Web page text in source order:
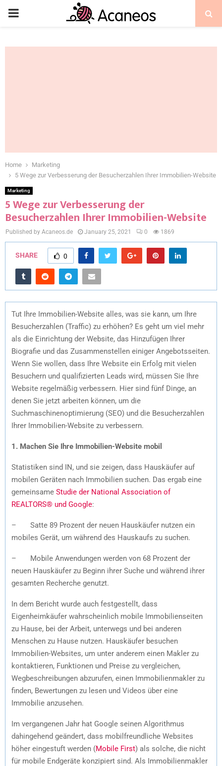
Home
Marketing
5 Wege zur Verbesserung der Besucherzahlen Ihrer Immobilien-Website
Marketing
5 Wege zur Verbesserung der
Besucherzahlen Ihrer Immobilien-Website
Published by Acaneos.de January 25, 2021 0 1869
SHARE 0
Tut Ihre Immobilien-Website alles, was sie kann, um Ihre
Besucherzahlen (Traffic) zu erhöhen? Es geht um viel mehr
als die Einrichtung der Website, das Hinzufügen Ihrer
Biografie und das Zusammenstellen einiger Angebotsseiten.
Wenn Sie wollen, dass Ihre Website ein Erfolg mit vielen
Besuchern und qualifizierten Leads wird, müssen Sie Ihre
Website regelmäßig verbessern. Hier sind fünf Dinge, an
denen Sie jetzt arbeiten können, um die
Suchmaschinenoptimierung (SEO) und die Besucherzahlen
Ihrer Immobilien-Website zu verbessern.
1. Machen Sie Ihre Immobilien-Website mobil
Statistiken sind IN, und sie zeigen, dass Hauskäufer auf
mobilen Geräten nach Immobilien suchen. Das ergab eine
gemeinsame Studie der National Association of
REALTORS® und Google:
– Satte 89 Prozent der neuen Hauskäufer nutzen ein
mobiles Gerät, um während des Hauskaufs zu suchen.
– Mobile Anwendungen werden von 68 Prozent der
neuen Hauskäufer zu Beginn ihrer Suche und während ihrer
gesamten Recherche genutzt.
In dem Bericht wurde auch festgestellt, dass
Eigenheimkäufer wahrscheinlich mobile Immobilienseiten
zu Hause, bei der Arbeit, unterwegs und bei anderen
Menschen zu Hause nutzen. Hauskäufer besuchen
Immobilien-Websites, um unter anderem einen Makler zu
kontaktieren, Funktionen und Preise zu vergleichen,
Wegbeschreibungen abzurufen, einen Immobilienmakler zu
finden, Bewertungen zu lesen und Videos über eine
Immobilie anzusehen.
Im vergangenen Jahr hat Google seinen Algorithmus
dahingehend geändert, dass mobilfreundliche Websites
höher eingestuft werden (Mobile First) als solche, die nicht
für mobile Endgeräte konzipiert sind. Als Immobilienmakler